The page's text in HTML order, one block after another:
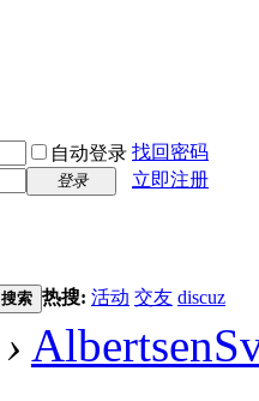
自动登录 找回密码
登录
立即注册
搜索 热搜: 活动 交友 discuz
›